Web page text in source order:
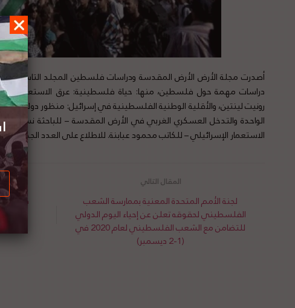
أصدرت مجلة الأرض الأرض المقدسة ودراسات فلسطين المجلد التاسع
دراسات مهمة حول فلسطين، منها: حياة فلسطينية: عرق الاستعمار
رونيت لينتين، والأقلية الوطنية الفلسطينية في إسرائيل: منظور دولي
الواحدة والتدخل العسكري الغربي في الأرض المقدسة – للباحثة نسرين
الاستعمار الإسرائيلي – للكاتب محمود عبابنة. للاطلاع على العدد الجديد،هنا
دراسة
لجنة الأمم المتحدة المعنية بممارسة الشعب
الفلسطيني لحقوقه تعلن عن إحياء اليوم الدولي
للتضامن مع الشعب الفلسطيني لعام 2020 في
(1-2 ديسمبر)